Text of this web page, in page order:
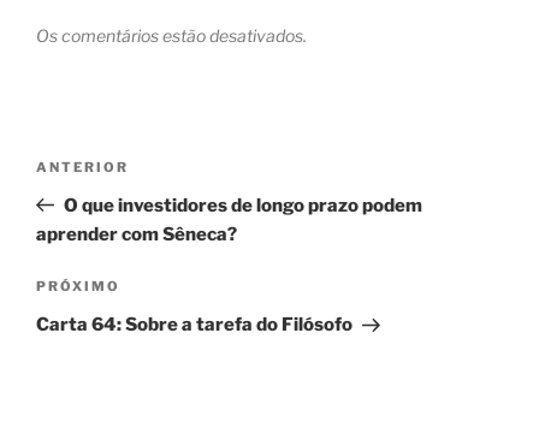
Os comentários estão desativados.
Post
Post
anterior
ANTERIOR
O que investidores de longo prazo podem
aprender com Sêneca?
Próximo
post
PRÓXIMO
Carta 64: Sobre a tarefa do Filósofo